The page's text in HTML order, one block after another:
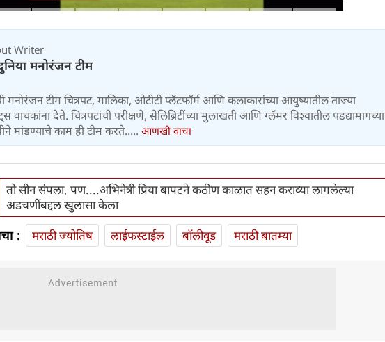
Writer
मनोरंजन टीम
मनोरंजन टीम चित्रपट, मालिका, ओटीटी प्लॅटफॉर्म आणि कलाकारांच्या आयुष्यातील ताज्या
वाचकांना देते. चित्रपटांची परीक्षणे, सेलिब्रिटींच्या मुलाखती आणि ग्लॅमर विश्वातील पडद्यामागच्या
मांडण्याचे काम ही टीम करते..... आणखी वाचा
तो सीन संपला, पण....अभिनेत्री प्रिया बापटने कठीण काळात सहन कराव्या लागलेल्या
अडचणींबद्दल खुलासा केला
: मराठी ज्योतिष लाईफस्टाईल बॉलीवूड मराठी बातम्या